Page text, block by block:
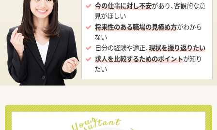
今の仕事に対し不安があり、客観的な意
見がほしい
将来性のある職場の見極め方がわから
ない
自分の経験や適正、現状を振り返りたい
求人を比較するためのポイントが知り
たい